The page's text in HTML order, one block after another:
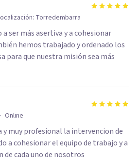
Torredembarra
a ser más asertiva y a cohesionar
hemos trabajado y ordenado los
para que nuestra misión sea más
· Online
y muy profesional la intervencion de
a cohesionar el equipo de trabajo y a
de cada uno de nosotros